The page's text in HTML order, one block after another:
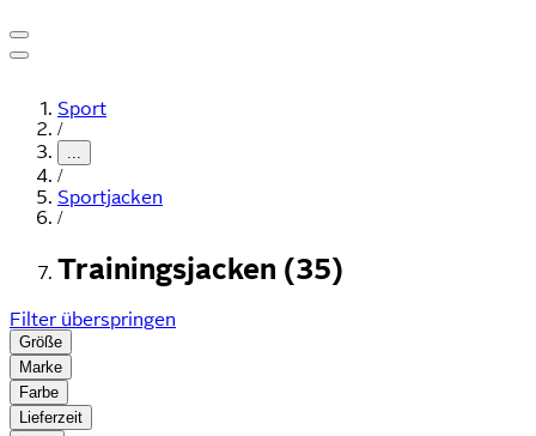
Sport
/
...
/
Sportjacken
/
Trainingsjacken (35)
Filter überspringen
Größe
Marke
Farbe
Lieferzeit